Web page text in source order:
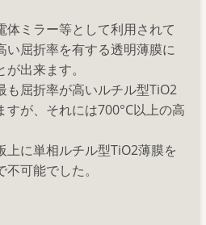
体ミラー等として利用されて
い屈折率を有する透明薄膜に
出来ます。
も屈折率が高いルチル型TiO2
が、それには700°C以上の高
上に単相ルチル型TiO2薄膜を
可能でした。